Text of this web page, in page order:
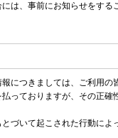
は、事前にお知らせをする
につきましては、ご利用の
っておりますが、その正確
づいて起こされた行動によ